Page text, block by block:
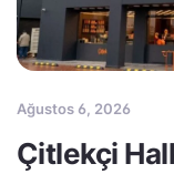
Ağustos 6, 2026
Çitlekçi